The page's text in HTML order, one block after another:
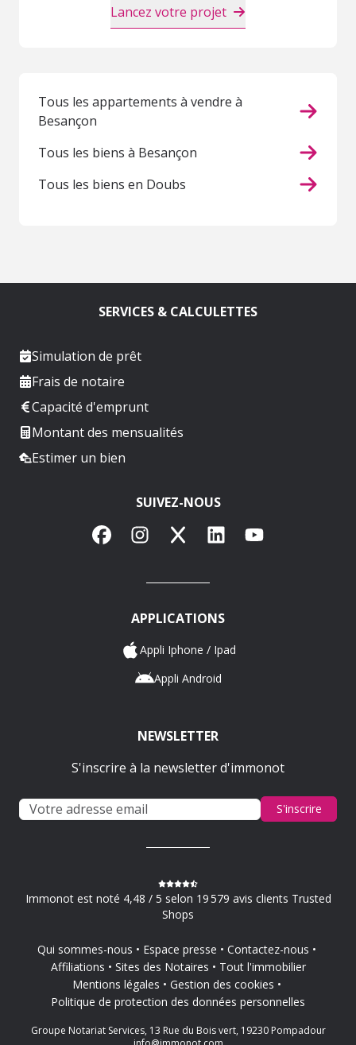
Lancez votre projet
Tous les appartements à vendre à
Besançon
Tous les biens à Besançon
Tous les biens en Doubs
SERVICES & CALCULETTES
Simulation de prêt
Frais de notaire
Capacité d'emprunt
Montant des mensualités
Estimer un bien
SUIVEZ-NOUS
FacebookInstagram
X LinkedInYouTube
APPLICATIONS
Appli Iphone / Ipad
Appli Android
NEWSLETTER
S'inscrire à la newsletter d'immonot
S'inscrire
Immonot est noté 4,48 / 5 selon 19 579 avis clients Trusted
Shops
Qui sommes-nous Espace presse
Contactez-nous
Affiliations
Sites des Notaires
Tout l'immobilier
Mentions légales
Gestion des cookies
Politique de protection des données personnelles
Groupe Notariat Services, 13 Rue du Bois vert, 19230 Pompadour